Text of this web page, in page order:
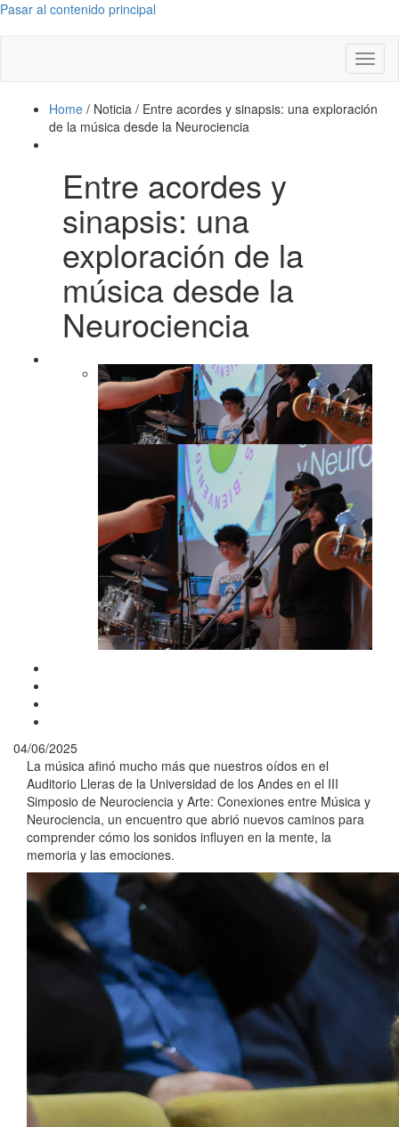
Pasar al contenido principal
Home / Noticia / Entre acordes y sinapsis: una exploración
de la música desde la Neurociencia
Entre acordes y
sinapsis: una
exploración de la
música desde la
Neurociencia
04/06/2025
La música afinó mucho más que nuestros oídos en el
Auditorio Lleras de la Universidad de los Andes en el III
Simposio de Neurociencia y Arte: Conexiones entre Música y
Neurociencia, un encuentro que abrió nuevos caminos para
comprender cómo los sonidos influyen en la mente, la
memoria y las emociones.